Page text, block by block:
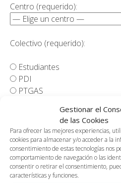
Gestionar el
de las Cookies
Para ofrecer las mejores experiencias,
cookies para almacenar y/o acceder a la
consentimiento de estas tecnologías nos
comportamiento de navegación o las
consentir o retirar el consentimiento,
características y funciones.
Centro (requerido):
Colectivo (requerido):
Estudiantes
PDI
PTGAS
PARA LA RECOGIDA Y
CARÁCTER
Los datos solicitados son